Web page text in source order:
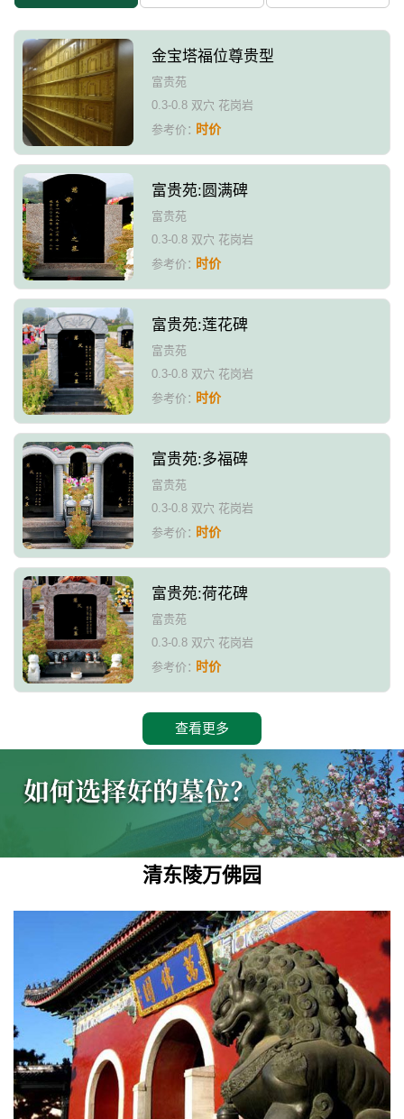
金宝塔福位尊贵型
富贵苑
0.3-0.8 双穴 花岗岩
参考价：时价
富贵苑:圆满碑
富贵苑
0.3-0.8 双穴 花岗岩
参考价：时价
富贵苑:莲花碑
富贵苑
0.3-0.8 双穴 花岗岩
参考价：时价
富贵苑:多福碑
富贵苑
0.3-0.8 双穴 花岗岩
参考价：时价
富贵苑:荷花碑
富贵苑
0.3-0.8 双穴 花岗岩
参考价：时价
查看更多
清东陵万佛园